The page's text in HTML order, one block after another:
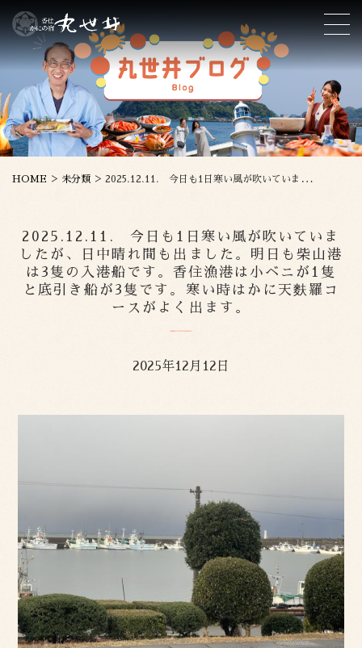
HOME > 未分類 > 2025.12.11. 今日も1日寒い風が吹いていましたが、日中晴れ間も出ました。明日も柴山港は3隻の入港船です。香住漁港は小ベニが1隻と底引き船が3隻です。寒い時はかに天麩羅コースがよく出ます。
2025.12.11. 今日も1日寒い風が吹いていま
したが、日中晴れ間も出ました。明日も柴山港
は3隻の入港船です。香住漁港は小ベニが1隻
と底引き船が3隻です。寒い時はかに天麩羅コ
ースがよく出ます。
2025年12月12日